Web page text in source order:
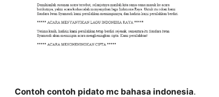
Contoh contoh pidato mc bahasa indonesia.